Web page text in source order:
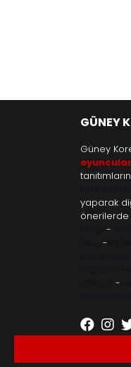
GÜNEY
Güney
oyuncular
yaparak
önerilerde
-
-
-